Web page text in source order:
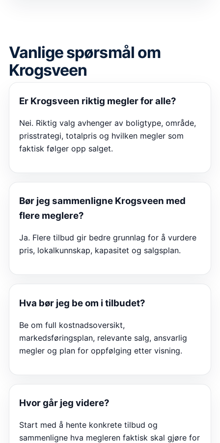
Vanlige spørsmål om
Krogsveen
Er Krogsveen riktig megler for alle?
Nei. Riktig valg avhenger av boligtype, område,
prisstrategi, totalpris og hvilken megler som
faktisk følger opp salget.
Bør jeg sammenligne Krogsveen med
flere meglere?
Ja. Flere tilbud gir bedre grunnlag for å vurdere
pris, lokalkunnskap, kapasitet og salgsplan.
Hva bør jeg be om i tilbudet?
Be om full kostnadsoversikt,
markedsføringsplan, relevante salg, ansvarlig
megler og plan for oppfølging etter visning.
Hvor går jeg videre?
Start med å hente konkrete tilbud og
sammenligne hva megleren faktisk skal gjøre for